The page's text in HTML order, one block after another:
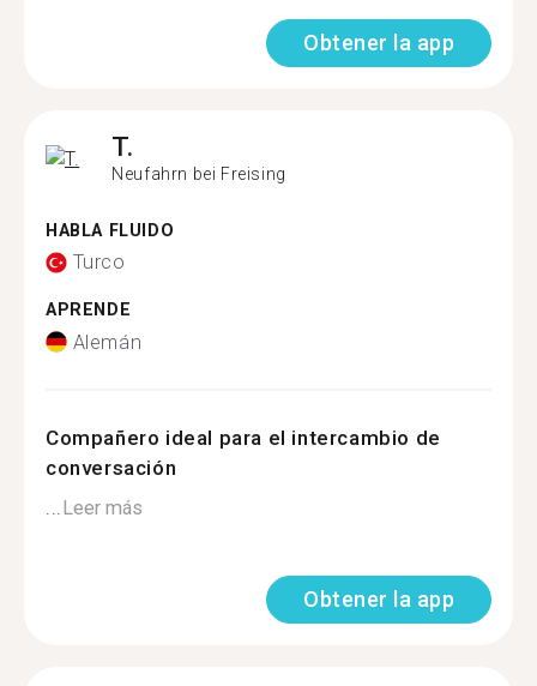
Obtener la app
T.
Neufahrn bei Freising
HABLA FLUIDO
Turco
APRENDE
Alemán
Compañero ideal para el intercambio de
conversación
Leer más
Obtener la app